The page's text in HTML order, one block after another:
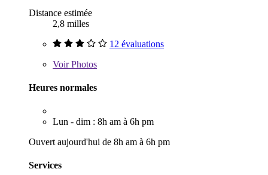
Distance estimée
2,8 milles
12 évaluations
VoirPhotos
Heures normales
Lun - dim : 8h am à 6h pm
Ouvert aujourd'hui de 8h am à 6h pm
Services